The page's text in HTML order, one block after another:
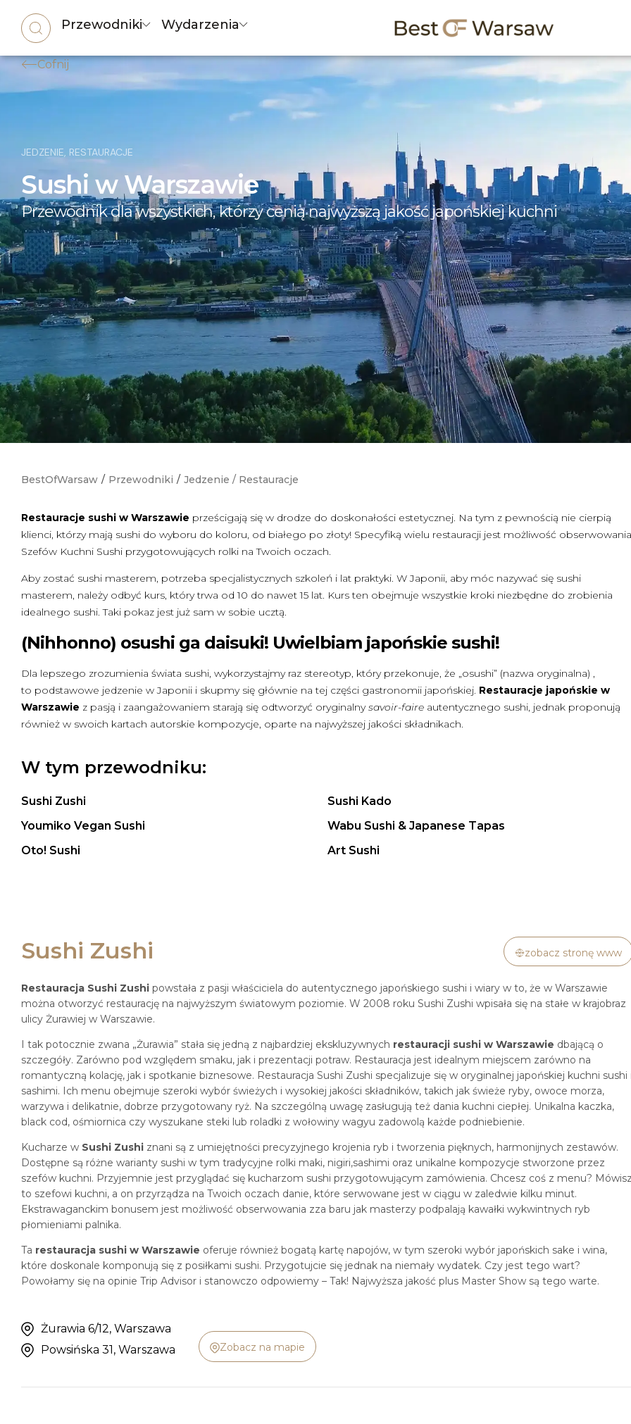
Przewodniki Wydarzenia
Cofnij
JEDZENIE, RESTAURACJE
Sushi w Warszawie
Przewodnik dla wszystkich, którzy cenią najwyższą jakość japońskiej kuchni
BestOfWarsaw / Przewodniki / Jedzenie / Restauracje
Restauracje sushi w Warszawie prześcigają się w drodze do doskonałości estetycznej. Na tym z pewnością nie cierpią
klienci, którzy mają sushi do wyboru do koloru, od białego po złoty! Specyfiką wielu restauracji jest możliwość obserwowania
Szefów Kuchni Sushi przygotowujących rolki na Twoich oczach.
Aby zostać sushi masterem, potrzeba specjalistycznych szkoleń i lat praktyki. W Japonii, aby móc nazywać się sushi
masterem, należy odbyć kurs, który trwa od 10 do nawet 15 lat. Kurs ten obejmuje wszystkie kroki niezbędne do zrobienia
idealnego sushi. Taki pokaz jest już sam w sobie ucztą.
(Nihhonno) osushi ga daisuki! Uwielbiam japońskie sushi!
Dla lepszego zrozumienia świata sushi, wykorzystajmy raz stereotyp, który przekonuje, że „osushi” (nazwa oryginalna) ,
to podstawowe jedzenie w Japonii i skupmy się głównie na tej części gastronomii japońskiej. Restauracje japońskie w
Warszawie z pasją i zaangażowaniem starają się odtworzyć oryginalnysavoir-faire autentycznego sushi, jednak proponują
również w swoich kartach autorskie kompozycje, oparte na najwyższej jakości składnikach.
W tym przewodniku:
Sushi Zushi
Sushi Kado
Youmiko Vegan Sushi
Wabu Sushi & Japanese Tapas
Oto! Sushi
Art Sushi
Sushi Zushi zobacz stronę www
Restauracja Sushi Zushi powstała z pasji właściciela do autentycznego japońskiego sushi i wiary w to, że w Warszawie
można otworzyć restaurację na najwyższym światowym poziomie. W 2008 roku Sushi Zushi wpisała się na stałe w krajobraz
ulicy Żurawiej w Warszawie.
I tak potocznie zwana „Żurawia” stała się jedną z najbardziej ekskluzywnych restauracji sushi w Warszawie dbającą o
szczegóły. Zarówno pod względem smaku, jak i prezentacji potraw. Restauracja jest idealnym miejscem zarówno na
romantyczną kolację, jak i spotkanie biznesowe. Restauracja Sushi Zushi specjalizuje się w oryginalnej japońskiej kuchni sushi
sashimi. Ich menu obejmuje szeroki wybór świeżych i wysokiej jakości składników, takich jak świeże ryby, owoce morza,
warzywa i delikatnie, dobrze przygotowany ryż. Na szczególną uwagę zasługują też dania kuchni ciepłej. Unikalna kaczka,
black cod, ośmiornica czy wyszukane steki lub roladki z wołowiny wagyu zadowolą każde podniebienie.
Kucharze w Sushi Zushi znani są z umiejętności precyzyjnego krojenia ryb i tworzenia pięknych, harmonijnych zestawów.
Dostępne są różne warianty sushi w tym tradycyjne rolki maki, nigiri,sashimi oraz unikalne kompozycje stworzone przez
szefów kuchni. Przyjemnie jest przyglądać się kucharzom sushi przygotowującym zamówienia. Chcesz coś z menu?
to szefowi kuchni, a on przyrządza na Twoich oczach danie, które serwowane jest w ciągu w zaledwie kilku minut.
Ekstrawaganckim bonusem jest możliwość obserwowania zza baru jak masterzy podpalają kawałki wykwintnych ryb
płomieniami palnika.
Ta restauracja sushi w Warszawie oferuje również bogatą kartę napojów, w tym szeroki wybór japońskich sake i wina,
które doskonale komponują się z posiłkami sushi. Przygotujcie się jednak na niemały wydatek. Czy jest tego wart?
Powołamy się na opinie Trip Advisor i stanowczo odpowiemy – Tak! Najwyższa jakość plus Master Show są tego warte.
Żurawia 6/12, Warszawa
Powsińska 31, Warszawa
Zobacz na mapie